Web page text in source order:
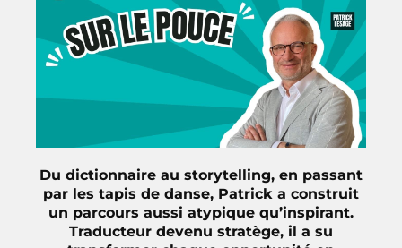
Du dictionnaire au storytelling, en passant
par les tapis de danse, Patrick a construit
un parcours aussi atypique qu’inspirant.
Traducteur devenu stratège, il a su